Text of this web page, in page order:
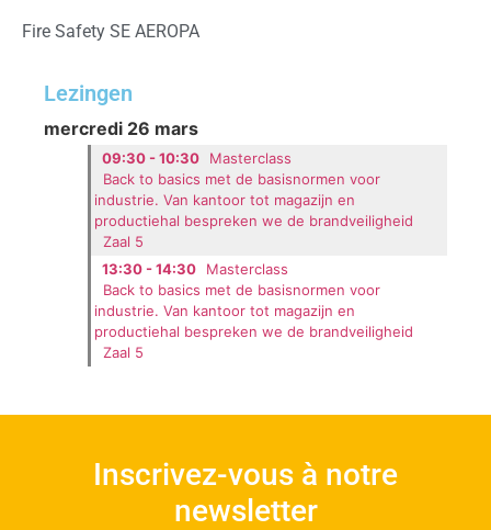
Fire Safety SE AEROPA
Lezingen
mercredi 26 mars
09:30 - 10:30
Masterclass
Back to basics met de basisnormen voor
industrie. Van kantoor tot magazijn en
productiehal bespreken we de brandveiligheid
Zaal 5
13:30 - 14:30
Masterclass
Back to basics met de basisnormen voor
industrie. Van kantoor tot magazijn en
productiehal bespreken we de brandveiligheid
Zaal 5
Inscrivez-vous à notre
newsletter